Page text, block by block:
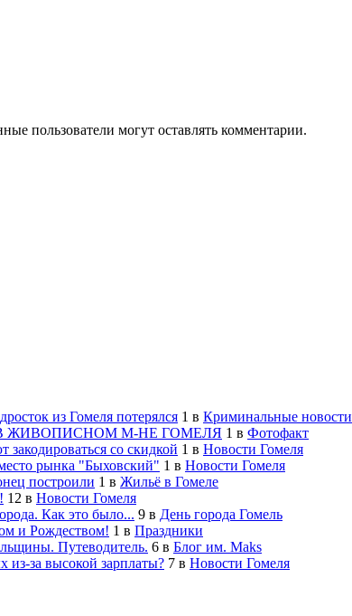
пользователи могут оставлять комментарии.
из Гомеля потерялся 1 в Криминальные новости
ЖИВОПИСНОМ М-НЕ ГОМЕЛЯ 1 в Фотофакт
закодироваться со скидкой 1 в Новости Гомеля
рынка "Быховский" 1 в Новости Гомеля
построили 1 в Жильё в Гомеле
12 в Новости Гомеля
Как это было... 9 в День города Гомель
и Рождеством! 1 в Праздники
Путеводитель. 6 в Блог им. Maks
за высокой зарплаты? 7 в Новости Гомеля